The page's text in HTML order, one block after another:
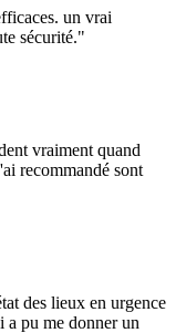
un vrai
sécurité."
vraiment quand
recommandé sont
des lieux en urgence
a pu me donner un